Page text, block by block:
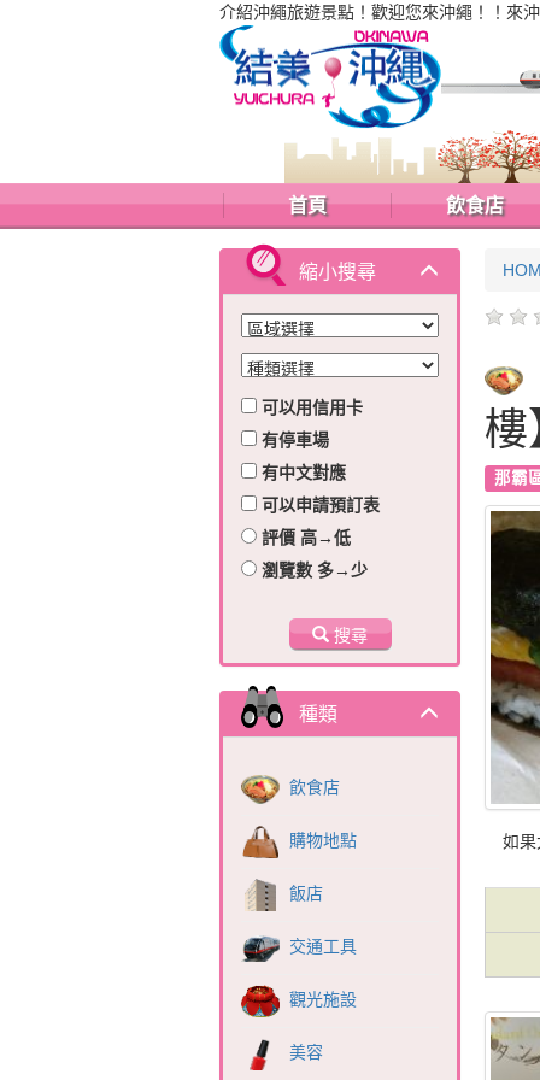
介紹沖繩旅遊景點！歡迎您來沖繩！！來
首頁 飲食店
縮小搜尋
可以用信用卡
有停車場
有中文對應
可以申請預訂表
評價 高→低
瀏覽數 多→少
搜尋
種類
飲食店
購物地點
飯店
交通工具
觀光施設
美容
樓
那霸
如果